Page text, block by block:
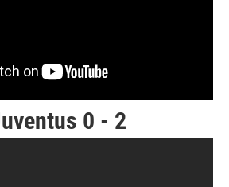
0 - 2